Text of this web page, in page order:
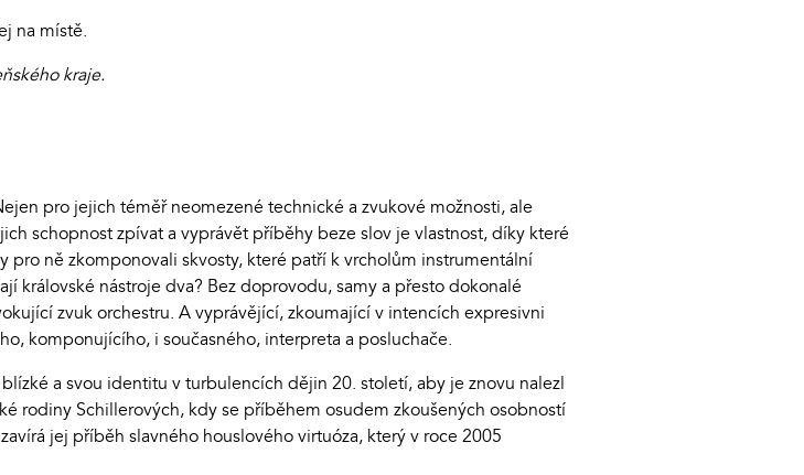
na místě.
kraje.
pro jejich téměř neomezené technické a zvukové možnosti, ale
schopnost zpívat a vyprávět příběhy beze slov je vlastnost, díky které
ně zkomponovali skvosty, které patří k vrcholům instrumentální
královské nástroje dva? Bez doprovodu, samy a přesto dokonalé
zvuk orchestru. A vyprávějící, zkoumající v intencích expresivni
komponujícího, i současného, interpreta a posluchače.
a svou identitu v turbulencích dějin 20. století, aby je znovu nalezl
rodiny Schillerových, kdy se příběhem osudem zkoušených osobností
jej příběh slavného houslového virtuóza, který v roce 2005